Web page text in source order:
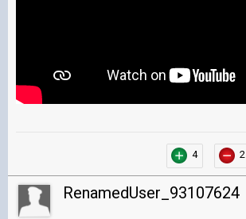
4 2
RenamedUser_93107624